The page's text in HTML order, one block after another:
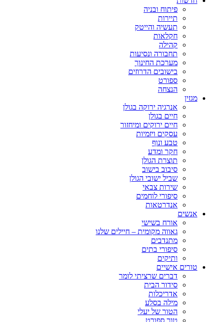
פיתוח ובניה
תיירות
תעשיה והייטק
חקלאות
קהילה
תחבורה ונסיעות
מערכת החינוך
בישובים הדרוזים
ספורט
הנצחה
מגזין
אנרגיה ירוקה בגולן
חיים בגולן
חיים ירוקים ומיחזור
עסקים ויזמיות
טבע ונוף
חקר ומדע
תוצרת הגולן
סיבוב בישוב
שביל ישובי הגולן
שירות צבאי
סיפורי לוחמים
אנדרטאות
אנשים
אורח בשישי
גאווה מקומית – חיילים שלנו
מתנדבים
סיפורי בתים
ותיקים
טורים אישיים
דברים שרציתי לומר
סידור הבית
אדריכלות
מילה בסלע
הטור של יעלי